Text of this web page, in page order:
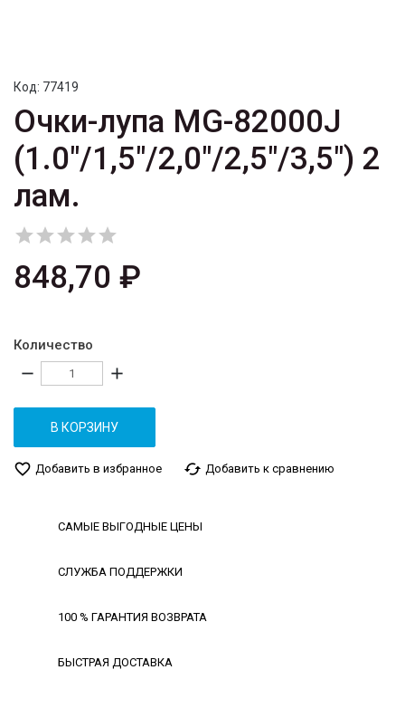
Код: 77419
Очки-лупа MG-82000J
(1.0"/1,5"/2,0"/2,5"/3,5") 2
лам.

848,70 ₽
Количество
remove add
В КОРЗИНУ
favorite_border Добавить в избранное cached Добавить к сравнению
САМЫЕ ВЫГОДНЫЕ ЦЕНЫ
СЛУЖБА ПОДДЕРЖКИ
100 % ГАРАНТИЯ ВОЗВРАТА
БЫСТРАЯ ДОСТАВКА